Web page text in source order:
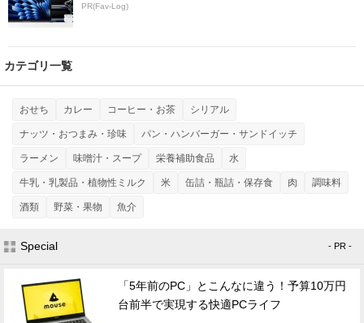
PR(Fav-Log)
カテゴリ一覧
おせち カレー コーヒー・お茶 シリアル
ナッツ・おつまみ・珍味 パン・ハンバーガー・サンドイッチ
ラーメン 味噌汁・スープ 栄養補助食品 水
牛乳・乳製品・植物性ミルク 米 缶詰・瓶詰・保存食 肉 調味料
酒類 野菜・果物 魚介
Special - PR -
「5年前のPC」とこんなに違う！予算10万円
台前半で実現する快適PCライフ